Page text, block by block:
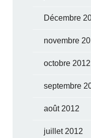
Décembre
novembre
octobre 2012
septembre
août 2012
juillet 2012